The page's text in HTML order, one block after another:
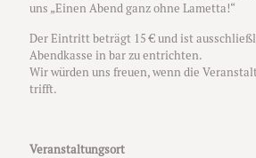
uns „Einen Abend ganz ohne Lametta!“
Der Eintritt beträgt 15 € und ist
Abendkasse in bar zu entrichten.
Wir würden uns freuen, wenn die
trifft.
Veranstaltungsort